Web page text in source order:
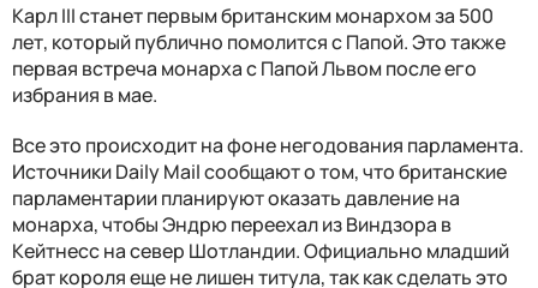
Карл III станет первым британским монархом за 500
лет, который публично помолится с Папой. Это также
первая встреча монарха с Папой Львом после его
избрания в мае.
Все это происходит на фоне негодования парламента.
Источники Daily Mail сообщают о том, что британские
парламентарии планируют оказать давление на
монарха, чтобы Эндрю переехал из Виндзора в
Кейтнесс на север Шотландии. Официально младший
брат короля еще не лишен титула, так как сделать это